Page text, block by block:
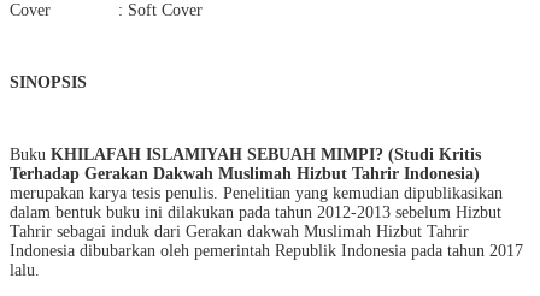
Cover : Soft Cover
SINOPSIS
Buku KHILAFAH ISLAMIYAH SEBUAH MIMPI? (Studi Kritis
Terhadap Gerakan Dakwah Muslimah Hizbut Tahrir Indonesia)
merupakan karya tesis penulis. Penelitian yang kemudian dipublikasikan
dalam bentuk buku ini dilakukan pada tahun 2012-2013 sebelum Hizbut
Tahrir sebagai induk dari Gerakan dakwah Muslimah Hizbut Tahrir
Indonesia dibubarkan oleh pemerintah Republik Indonesia pada tahun 2017
lalu.